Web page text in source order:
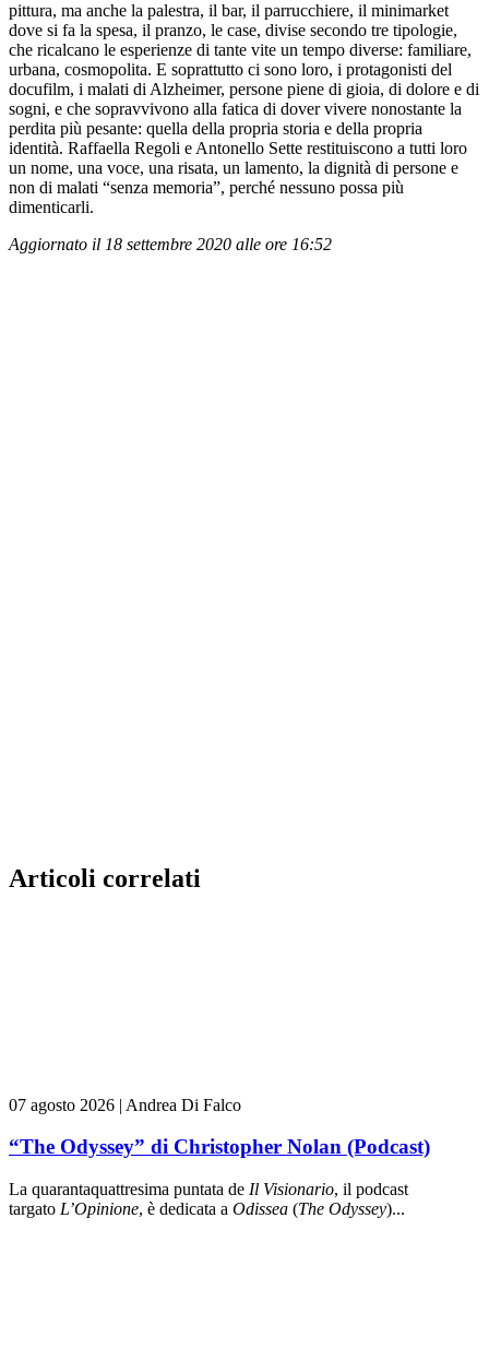
pittura, ma anche la palestra, il bar, il parrucchiere, il minimarket
dove si fa la spesa, il pranzo, le case, divise secondo tre tipologie,
che ricalcano le esperienze di tante vite un tempo diverse: familiare,
urbana, cosmopolita. E soprattutto ci sono loro, i protagonisti del
docufilm, i malati di Alzheimer, persone piene di gioia, di dolore e di
sogni, e che sopravvivono alla fatica di dover vivere nonostante la
perdita più pesante: quella della propria storia e della propria
identità. Raffaella Regoli e Antonello Sette restituiscono a tutti loro
un nome, una voce, una risata, un lamento, la dignità di persone e
non di malati “senza memoria”, perché nessuno possa più
dimenticarli.
Aggiornato il 18 settembre 2020 alle ore 16:52
Articoli correlati
07 agosto 2026 | Andrea Di Falco
“The Odyssey” di Christopher Nolan (Podcast)
La quarantaquattresima puntata de Il Visionario, il podcast
targato L’Opinione, è dedicata a Odissea (The Odyssey)...